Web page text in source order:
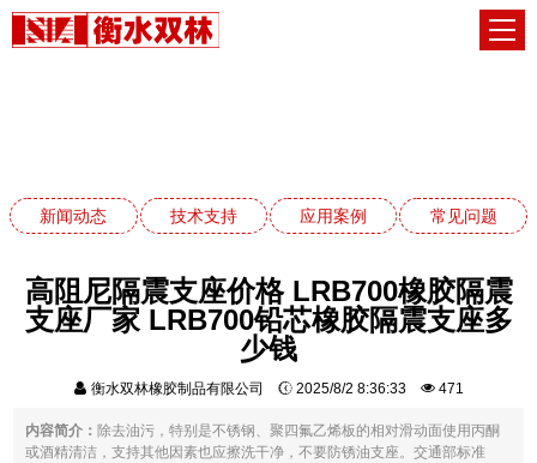
新闻动态 技术支持 应用案例 常见问题
高阻尼隔震支座价格 LRB700橡胶隔震
支座厂家 LRB700铅芯橡胶隔震支座多
少钱
衡水双林橡胶制品有限公司 2025/8/2 8:36:33 471
内容简介：除去油污，特别是不锈钢、聚四氟乙烯板的相对滑动面使用丙酮
或酒精清洁，支持其他因素也应擦洗干净，不要防锈油支座。交通部标准